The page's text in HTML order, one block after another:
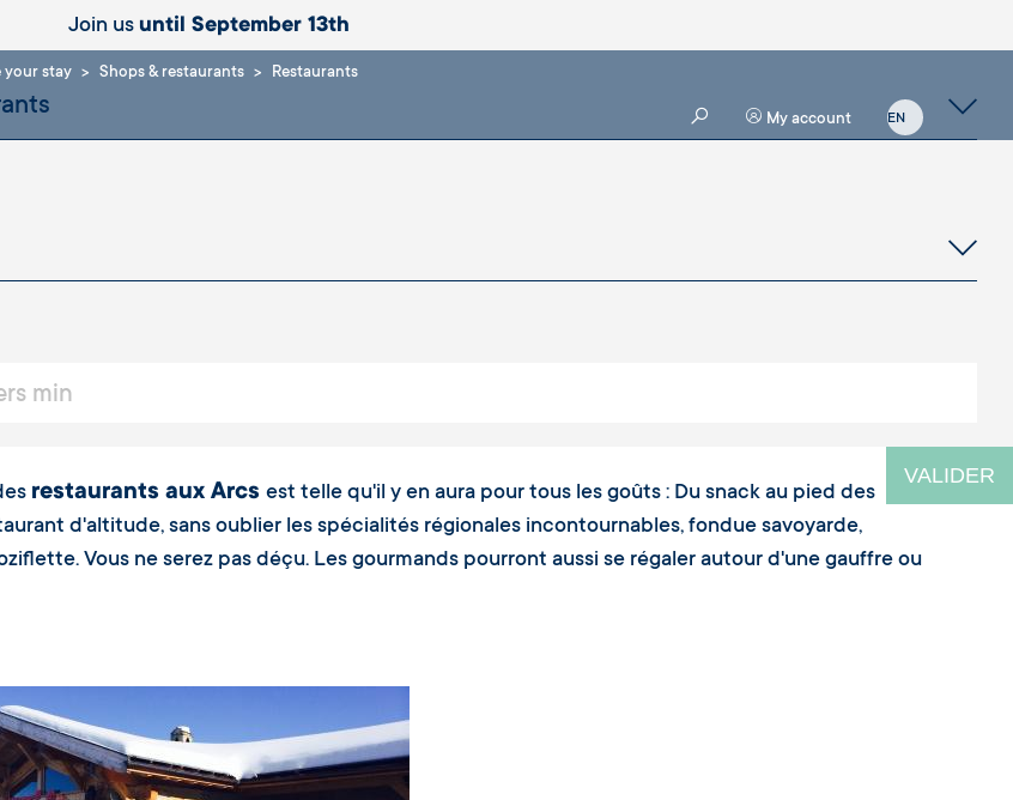
Join us until September 13th
your stay Shops & restaurants Restaurants
My account
VALIDER
restaurants aux Arcs est telle qu'il y en aura pour tous les goûts : Du snack au pied des
d'altitude, sans oublier les spécialités régionales incontournables, fondue savoyarde,
Vous ne serez pas déçu. Les gourmands pourront aussi se régaler autour d'une gauffre ou